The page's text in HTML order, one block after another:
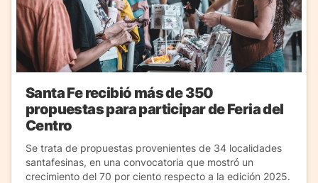
Santa Fe recibió más de 350
propuestas para participar de Feria del
Centro
Se trata de propuestas provenientes de 34 localidades
santafesinas, en una convocatoria que mostró un
crecimiento del 70 por ciento respecto a la edición 2025.